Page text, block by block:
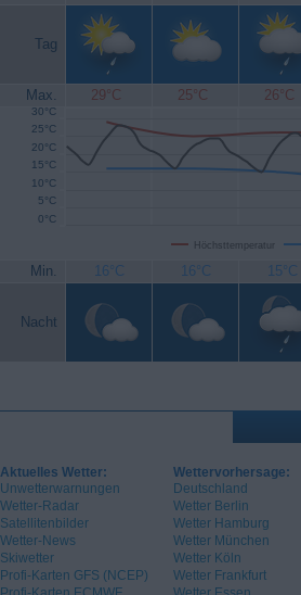
Tag
Max. 29°C 25°C 26°C
Höchsttemperatur
0°C
5°C
10°C
15°C
20°C
25°C
30°C
Min. 16°C 16°C 15°C
Nacht
Aktuelles Wetter:
Unwetterwarnungen
Wetter-Radar
Satellitenbilder
Wetter-News
Skiwetter
Profi-Karten GFS (NCEP)
Wettervorhersage:
Deutschland
Wetter Berlin
Wetter Hamburg
Wetter München
Wetter Köln
Wetter Frankfurt